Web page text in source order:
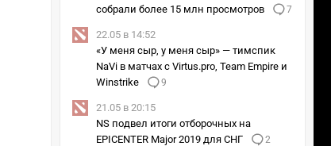
собрали более 15 млн просмотров
7
22.05 в 14:52
«У меня сыр, у меня сыр» — тимспик
NaVi в матчах с Virtus.pro, Team Empire и
Winstrike
9
21.05 в 20:15
NS подвел итоги отборочных на
EPICENTER Major 2019 для СНГ
2